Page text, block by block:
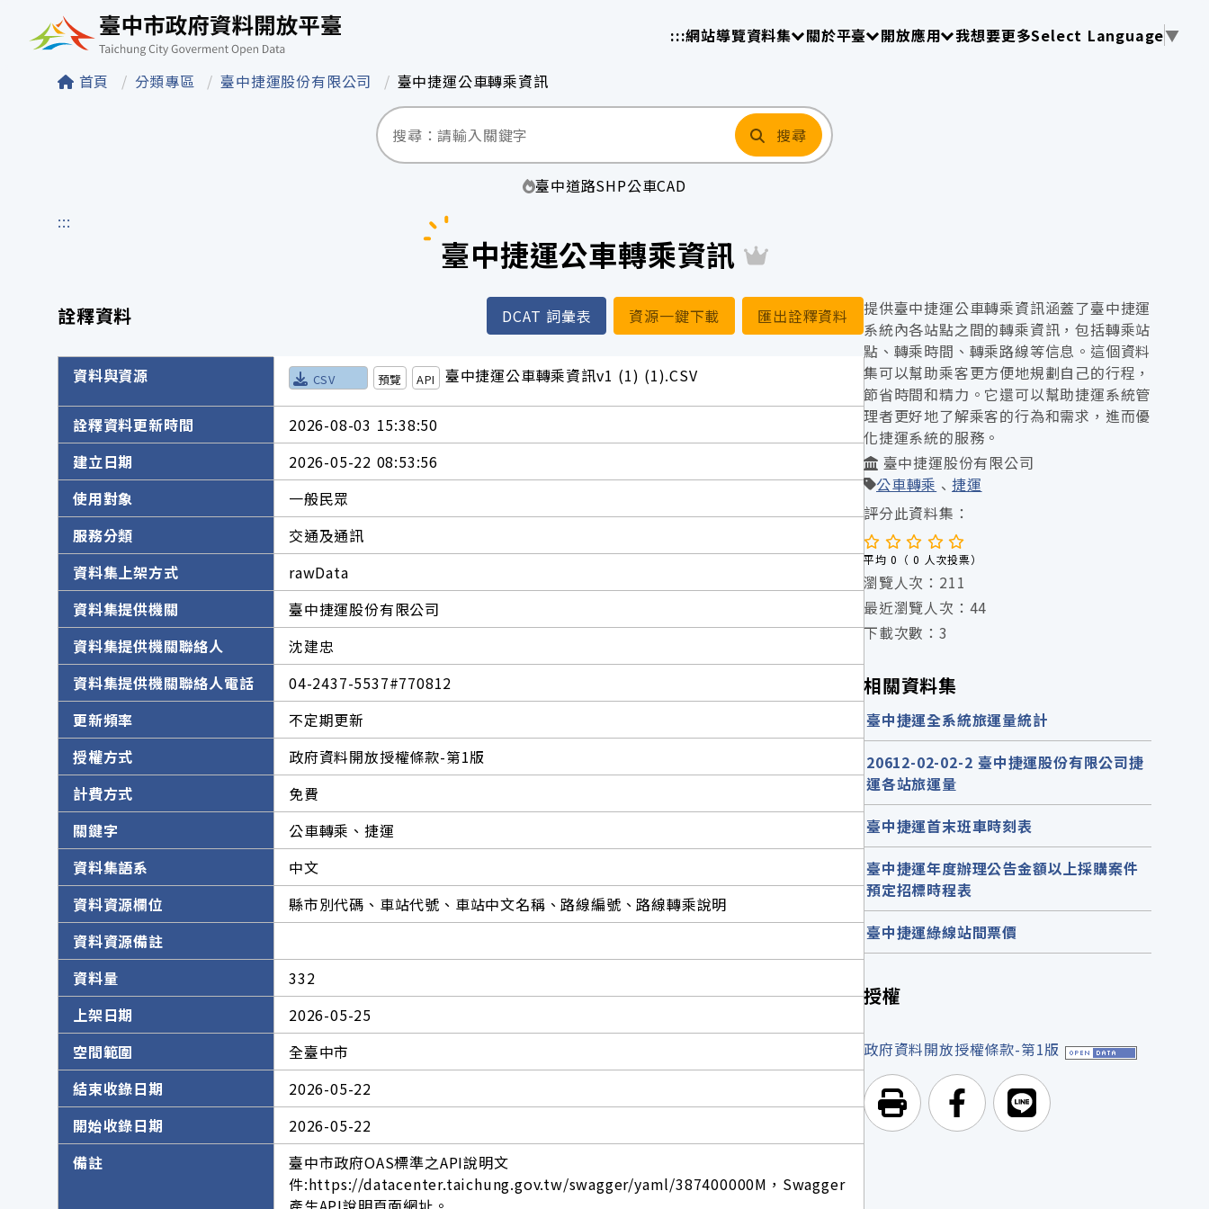
臺中市政府資料開放平臺 :::網站導覽資料集請使用 TAB 操作選單
關於平臺請使用 TAB 操作選單
開放應用請使用 TAB 操作選單
我想要更多Select Language▼
首頁 分類專區 臺中捷運股份有限公司 臺中捷運公車轉乘資訊
搜尋
臺中道路SHP公車CAD
:::
臺中捷運公車轉乘資訊
詮釋資料 DCAT 詞彙表 資源一鍵下載 匯出詮釋資料
詮釋資料詳細內容
資料與資源 CSV 預覽 API 臺中捷運公車轉乘資訊v1 (1) (1).CSV
詮釋資料更新時間
2026-08-03 15:38:50
建立日期
2026-05-22 08:53:56
使用對象
一般民眾
服務分類
交通及通訊
資料集上架方式
rawData
資料集提供機關
臺中捷運股份有限公司
資料集提供機關聯絡人
沈建忠
資料集提供機關聯絡人電話
04-2437-5537#770812
更新頻率
不定期更新
授權方式
政府資料開放授權條款-第1版
計費方式
免費
關鍵字
公車轉乘、捷運
資料集語系
中文
資料資源欄位
縣市別代碼、車站代號、車站中文名稱、路線編號、路線轉乘說明
資料資源備註
資料量
332
上架日期
2026-05-25
空間範圍
全臺中市
結束收錄日期
2026-05-22
開始收錄日期
2026-05-22
備註
臺中市政府OAS標準之API說明文
件:https://datacenter.taichung.gov.tw/swagger/yaml/387400000M，Swagger
提供臺中捷運公車轉乘資訊涵蓋了臺中捷運
系統內各站點之間的轉乘資訊，包括轉乘站
點、轉乘時間、轉乘路線等信息。這個資料
集可以幫助乘客更方便地規劃自己的行程，
節省時間和精力。它還可以幫助捷運系統管
理者更好地了解乘客的行為和需求，進而優
化捷運系統的服務。
臺中捷運股份有限公司
公車轉乘
捷運
評分此資料集：
平均 0（ 0 人次投票）
瀏覽人次：211
最近瀏覽人次：44
下載次數：3
相關資料集
臺中捷運全系統旅運量統計
20612-02-02-2 臺中捷運股份有限公司捷
運各站旅運量
臺中捷運首末班車時刻表
臺中捷運年度辦理公告金額以上採購案件
預定招標時程表
臺中捷運綠線站間票價
授權
政府資料開放授權條款-第1版
列印頁面前往Facebook
前往Line